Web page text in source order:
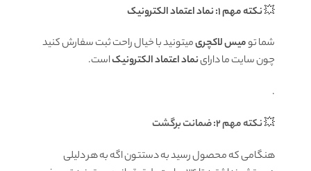
💥نکته مهم 1: نماد اعتماد الکترونیک
شما تومیس لاکچریمیتونید با خیال راحت ثبت سفارش کنید
چون سایت ما داراینماد اعتماد الکترونیکاست.
.
💥نکته مهم 2: ضمانت برگشت
هنگامی که محصول رسید به دستتون اگه به هر دلیلی